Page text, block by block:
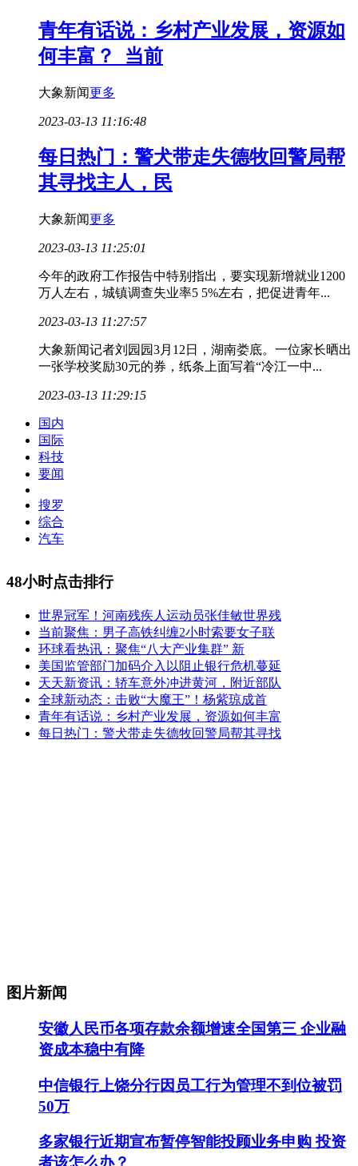
青年有话说：乡村产业发展，资源如
何丰富？_当前
大象新闻更多
2023-03-13 11:16:48
每日热门：警犬带走失德牧回警局帮
其寻找主人，民
大象新闻更多
2023-03-13 11:25:01
今年的政府工作报告中特别指出，要实现新增就业1200
万人左右，城镇调查失业率5 5%左右，把促进青年...
2023-03-13 11:27:57
大象新闻记者刘园园3月12日，湖南娄底。一位家长晒出
一张学校奖励30元的券，纸条上面写着“冷江一中...
2023-03-13 11:29:15
国内
国际
科技
要闻
搜罗
综合
汽车
48小时点击排行
世界冠军！河南残疾人运动员张佳敏世界残
当前聚焦：男子高铁纠缠2小时索要女子联
环球看热讯：聚焦“八大产业集群” 新
美国监管部门加码介入以阻止银行危机蔓延
天天新资讯：轿车意外冲进黄河，附近部队
全球新动态：击败“大魔王”！杨紫琼成首
青年有话说：乡村产业发展，资源如何丰富
每日热门：警犬带走失德牧回警局帮其寻找
图片新闻
安徽人民币各项存款余额增速全国第三 企业融
资成本稳中有降
中信银行上饶分行因员工行为管理不到位被罚
50万
多家银行近期宣布暂停智能投顾业务申购 投资
者该怎么办？